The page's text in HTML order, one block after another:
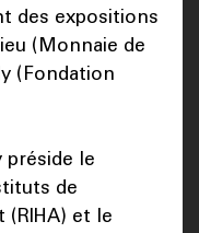
des expositions
(Monnaie de
(Fondation
préside le
de
(RIHA) et le